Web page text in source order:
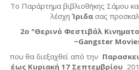
Το Παράρτημα βιβλιοθήκης Σάμου
λέσχη Ίριδασας
2ο "Θερινό Φεστιβάλ
~Gangster
που θα διεξαχθεί από την
έως Κυριακή 17 Σεπτεμβρίου